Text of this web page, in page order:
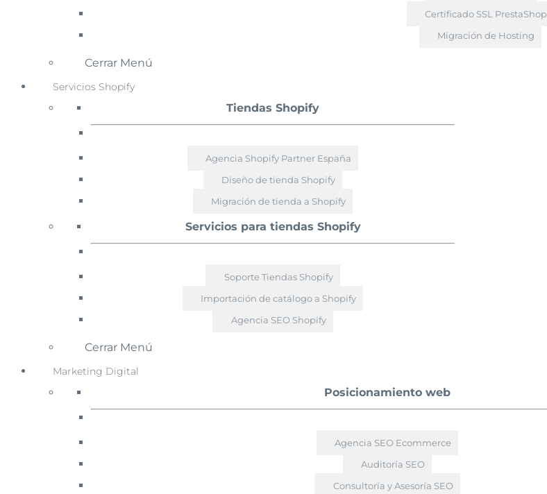
Certificado SSL PrestaShop
Migración de Hosting
Cerrar Menú
Servicios Shopify
Tiendas Shopify
Agencia Shopify Partner España
Diseño de tienda Shopify
Migración de tienda a Shopify
Servicios para tiendas Shopify
Soporte Tiendas Shopify
Importación de catálogo a Shopify
Agencia SEO Shopify
Cerrar Menú
Marketing Digital
Posicionamiento web
Agencia SEO Ecommerce
Auditoría SEO
Consultoría y Asesoría SEO